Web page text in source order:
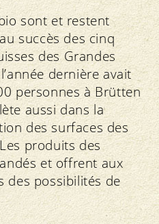
sont et restent
succès des cinq
des Grandes
dernière avait
personnes à Brütten
aussi dans la
des surfaces des
produits des
et offrent aux
des possibilités de